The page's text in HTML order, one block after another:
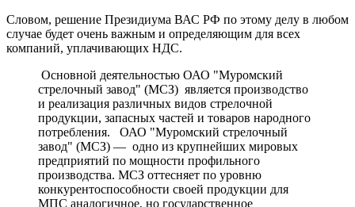
Словом, решение Президиума ВАС РФ по этому делу в любом
случае будет очень важным и определяющим для всех
компаний, уплачивающих НДС.
Основной деятельностью ОАО "Муромский
стрелочный завод" (МСЗ) является производство
и реализация различных видов стрелочной
продукции, запасных частей и товаров народного
потребления. ОАО "Муромский стрелочный
завод" (МСЗ) — одно из крупнейших мировых
предприятий по мощности профильного
производства. МСЗ оттесняет по уровню
конкурентоспособности своей продукции для
МПС аналогичное, но государственное